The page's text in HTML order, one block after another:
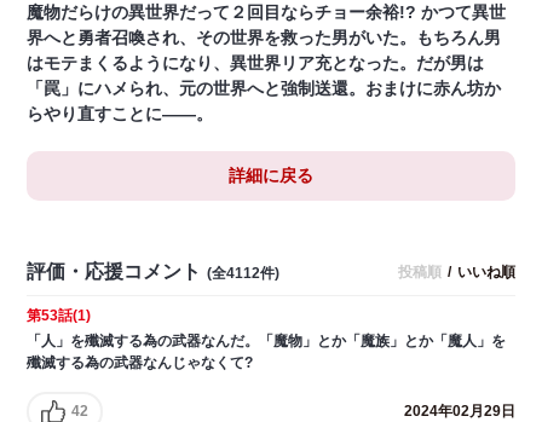
魔物だらけの異世界だって２回目ならチョー余裕!? かつて異世
界へと勇者召喚され、その世界を救った男がいた。もちろん男
はモテまくるようになり、異世界リア充となった。だが男は
「罠」にハメられ、元の世界へと強制送還。おまけに赤ん坊か
らやり直すことに――。
詳細に戻る
評価・応援コメント (全4112件) 投稿順 / いいね順
第53話(1)
「人」を殲滅する為の武器なんだ。「魔物」とか「魔族」とか「魔人」を
殲滅する為の武器なんじゃなくて?
42 2024年02月29日